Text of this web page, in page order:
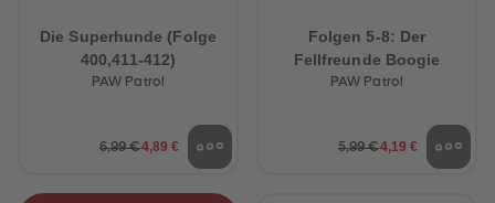
Die Superhunde (Folge
400,411-412)
PAW Patrol
6,99 €4,89 €
Folgen 5-8: Der
Fellfreunde Boogie
PAW Patrol
5,99 €4,19 €